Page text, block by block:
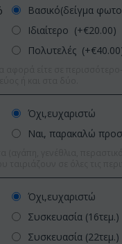
Βασικό(δείγμα
Ιδιαίτερο (+€20.00)
Πολυτελές (+€40.00
Όχι,ευχαριστώ
Ναι, παρακαλώ
Όχι,ευχαριστώ
Συσκευασία
Συσκευασία